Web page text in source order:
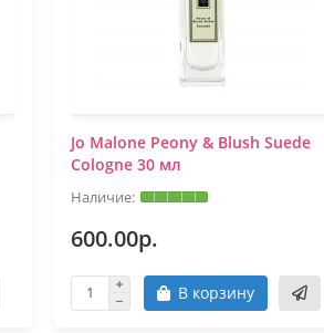
Jo Malone Peony & Blush Suede
Cologne 30 мл
600.00р.
В корзину